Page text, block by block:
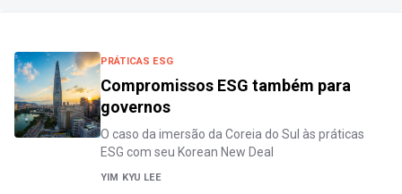
PRÁTICAS ESG
Compromissos ESG também para
governos
O caso da imersão da Coreia do Sul às práticas
ESG com seu Korean New Deal
YIM KYU LEE